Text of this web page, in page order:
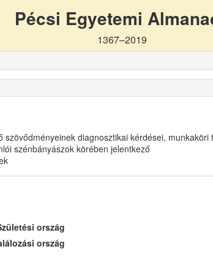
Pécsi Egyetemi
1367–2019
szövődményeinek diagnosztikai kérdései, munkaköri
szénbányászok körében jelentkező
ország
ország